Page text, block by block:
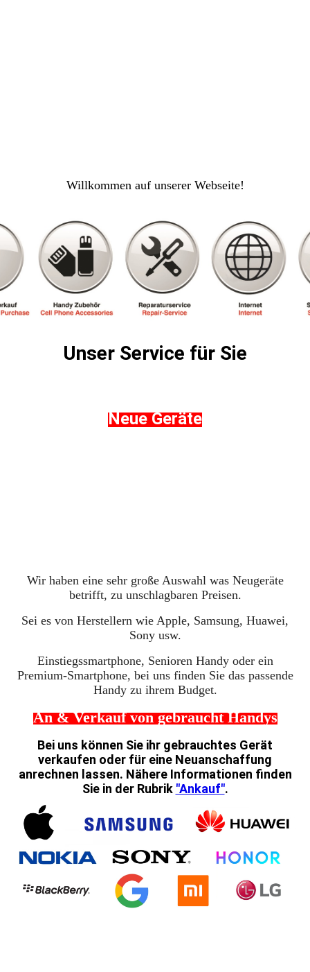
Willkommen auf unserer Webseite!
Unser Service für Sie
Neue Geräte
Wir haben eine sehr große Auswahl was Neugeräte
betrifft, zu unschlagbaren Preisen.
Sei es von Herstellern wie Apple, Samsung, Huawei,
Sony usw.
Einstiegssmartphone, Senioren Handy oder ein
Premium-Smartphone, bei uns finden Sie das passende
Handy zu ihrem Budget.
An & Verkauf von gebraucht Handys
Bei uns können Sie ihr gebrauchtes Gerät
verkaufen oder für eine Neuanschaffung
anrechnen lassen. Nähere Informationen finden
Sie in der Rubrik "Ankauf".